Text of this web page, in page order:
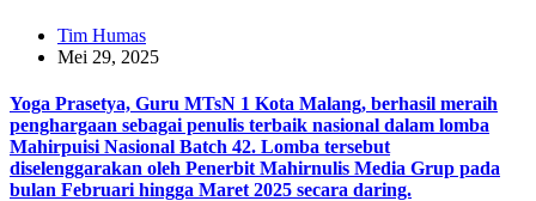
Tim Humas
Mei 29, 2025
Yoga Prasetya, Guru MTsN 1 Kota Malang, berhasil meraih
penghargaan sebagai penulis terbaik nasional dalam lomba
Mahirpuisi Nasional Batch 42. Lomba tersebut
diselenggarakan oleh Penerbit Mahirnulis Media Grup pada
bulan Februari hingga Maret 2025 secara daring.